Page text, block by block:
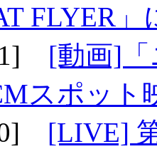
FLYER
[動画]
スポット
[LIVE]